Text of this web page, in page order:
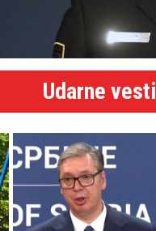
Udarne vesti